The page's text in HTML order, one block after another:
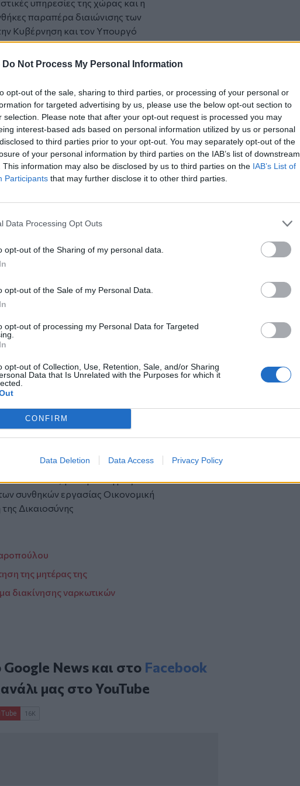
Do Not Process My Personal Information
opt-out of the sale, sharing to third parties, or processing of your personal or
for targeted advertising by us, please use the below opt-out section to
selection. Please note that after your opt-out request is processed you may
interest-based ads based on personal information utilized by us or personal
to third parties prior to your opt-out. You may separately opt-out of the
of your personal information by third parties on the IAB’s list of downstream
This information may also be disclosed by us to third parties on the IAB’s List of
Participants that may further disclose it to other third parties.
Data Processing Opt Outs
opt-out of the Sharing of my personal data.
opt-out of the Sale of my Personal Data.
opt-out of processing my Personal Data for Targeted
opt-out of Collection, Use, Retention, Sale, and/or Sharing
Data that Is Unrelated with the Purposes for which it
CONFIRM
Data Deletion Data Access Privacy Policy
υπηρεσίες της χώρας και η
παραπέρα διαιώνισης των
Κυβέρνηση και τον Υπουργό
την αδιάλλακτη στάση του και την
δια μαγείας τα προβλήματα των
προκήρυξη διαγωνισμού με
τις περίπου 500 θέσεις Δικαστικών
έτος 2022.
Δικαστικών Υπαλλήλων σε βάθος
οργανικών κενών στις Δικαστικές
Ειδικών Συνθηκών, που είχε
παρόμοιες συνθήκες εργασίας
ωρών μηνιαίως για υπερωριακή
Υπαλλήλους της χώρας, ως ελάχιστης
του ρόλου που τους αναλογεί στην
και νεοδιοριζόμενων
αποσυνδεδεμένη απ’ τις
συνεδρίασή του στις 30/11/2022 και
στο υπό ψήφιση Σχέδιο Νόμου, αλλά
των αιτημάτων μας, να
καθημερινά από Δευτέρα 5.12.2022,
όλης της χώρας θα ενημερώνουν τους
Νόμου και τα αιτήματά μας και θα
στη Βουλή, κατά την ημέρα
για Προσλήψεις
συνθηκών εργασίας Οικονομική
Δικαιοσύνης
της μητέρας της
διακίνησης ναρκωτικών
Google Newsκαι στο Facebook
μας στοYouTube